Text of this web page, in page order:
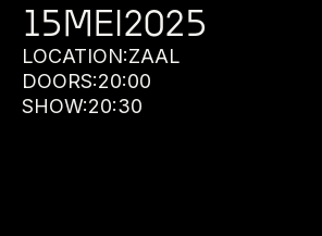
15MEI2025
LOCATION:ZAAL
DOORS:20:00
SHOW:20:30